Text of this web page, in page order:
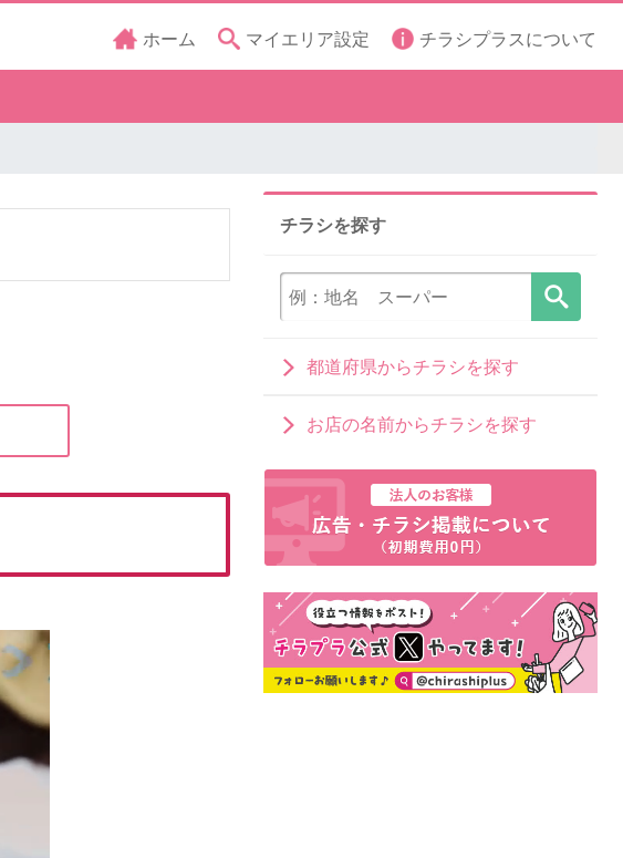
ホーム マイエリア設定 チラシプラスについて
チラシを探す
都道府県からチラシを探す
お店の名前からチラシを探す